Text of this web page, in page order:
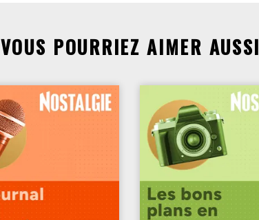
VOUS POURRIEZ AIMER AUSSI